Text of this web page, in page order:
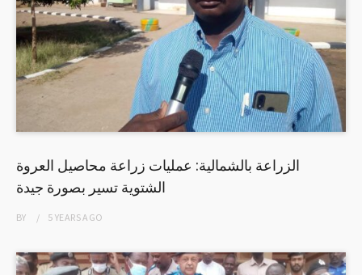
الزراعة بالشمالية: عمليات زراعة محاصيل العروة
الشتوية تسير بصورة جيدة
BY 5 YEARSAGO